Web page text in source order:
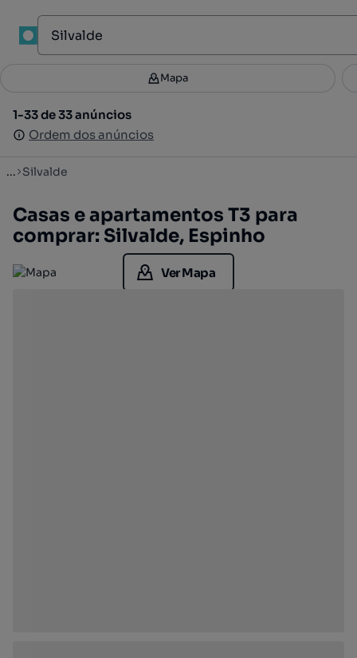
Filtros 2
1-33 de 33 anúncios
Ordem dos anúncios
Mapa
1-33 de 33 anúncios
Ordem dos anúncios
... Silvalde
Casas e apartamentos T3 para
comprar: Silvalde, Espinho
Ver Mapa